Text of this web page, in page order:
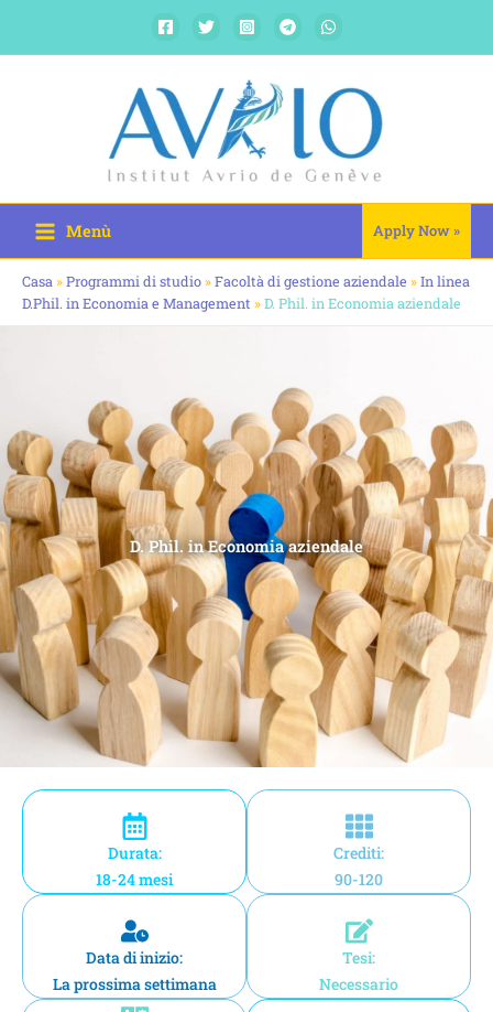
Menù Apply Now »
Casa »Programmi di studio »Facoltà di gestione aziendale »In linea
D.Phil. in Economia e Management »D. Phil. in Economia aziendale
D. Phil. in Economia aziendale
Durata:
18-24 mesi
Crediti:
90-120
Data di inizio:
La prossima settimana
Tesi:
Necessario